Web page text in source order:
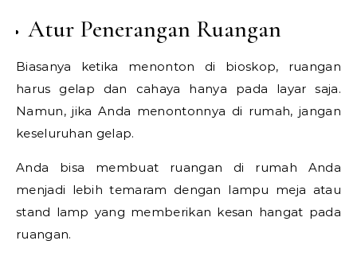
Atur Penerangan Ruangan
Biasanya ketika menonton di bioskop, ruangan
harus gelap dan cahaya hanya pada layar saja.
Namun, jika Anda menontonnya di rumah, jangan
keseluruhan gelap.
Anda bisa membuat ruangan di rumah Anda
menjadi lebih temaram dengan lampu meja atau
stand lamp yang memberikan kesan hangat pada
ruangan.